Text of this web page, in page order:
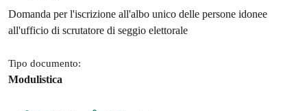
Dettagli del documento
Domanda per l'iscrizione all'albo unico delle persone idonee
all'ufficio di scrutatore di seggio elettorale
Tipo documento:
Modulistica